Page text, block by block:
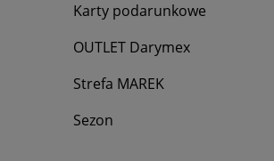
Karty podarunkowe
OUTLET Darymex
Strefa MAREK
Sezon